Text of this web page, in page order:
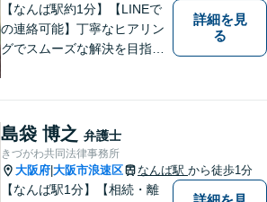
【なんば駅約1分】【LINEで
の連絡可能】丁寧なヒアリン
グでスムーズな解決を目指し
事故の被害に遭われた場合／
借金でお困りの方／相続トラ
ブルなどご相談ください【休
日相談可】
詳細を見
る
島袋 博之 弁護士
きづがわ共同法律事務所
大阪府 大阪市浪速区 なんば駅 から徒歩1分
【なんば駅1分】【相続・離